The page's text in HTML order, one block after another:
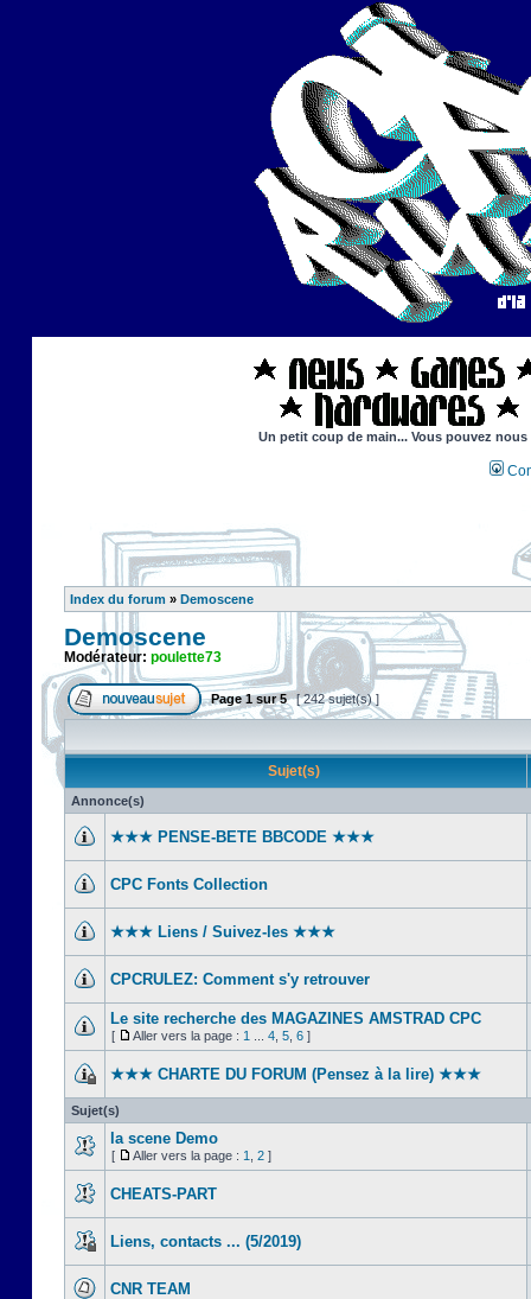
Un petit coup de main... Vous pouvez
Index du forum » Demoscene
Demoscene
Modérateur: poulette73
Page1sur5 [ 242 sujet(s) ]
Sujet(s)
Annonce(s)
★★★ PENSE-BETE BBCODE ★★★
CPC Fonts Collection
★★★ Liens / Suivez-les ★★★
CPCRULEZ: Comment s'y retrouver‎
Le site recherche des MAGAZINES AMSTRAD CPC
[ Aller vers la page : 1 4 5 6 ]
★★★ CHARTE DU FORUM (Pensez à la lire) ★★★
Sujet(s)
la scene Demo
[ Aller vers la page : 1 2 ]
CHEATS-PART
Liens, contacts ... (5/2019)
CNR TEAM